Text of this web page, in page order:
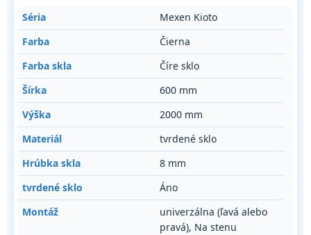
Séria
Mexen Kioto
Farba
Čierna
Farba skla
Číre sklo
Šírka
600 mm
Výška
2000 mm
Materiál
tvrdené sklo
Hrúbka skla
8 mm
tvrdené sklo
Áno
Montáž
univerzálna (ľavá alebo
pravá), Na stenu